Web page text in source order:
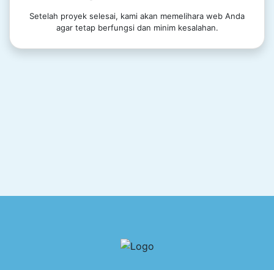
Setelah proyek selesai, kami akan memelihara web Anda
agar tetap berfungsi dan minim kesalahan.